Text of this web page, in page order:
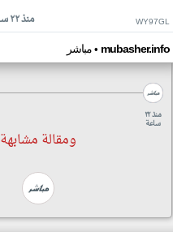
منذ ٢٢ ساعة WY97GL
مباشر• mubasher.info
منذ ٢٢
ساعة
ومقالة مشابهة